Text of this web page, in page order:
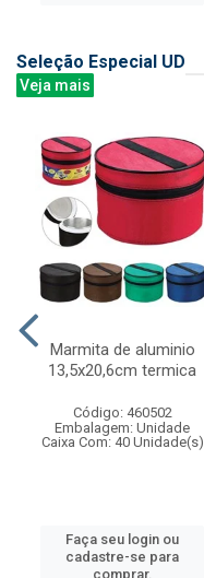
Seleção Especial UD
Veja mais
Marmita de aluminio
13,5x20,6cm termica
Código: 460502
Embalagem: Unidade
Caixa Com: 40 Unidade(s)
Faça seu login ou
cadastre-se para
comprar.